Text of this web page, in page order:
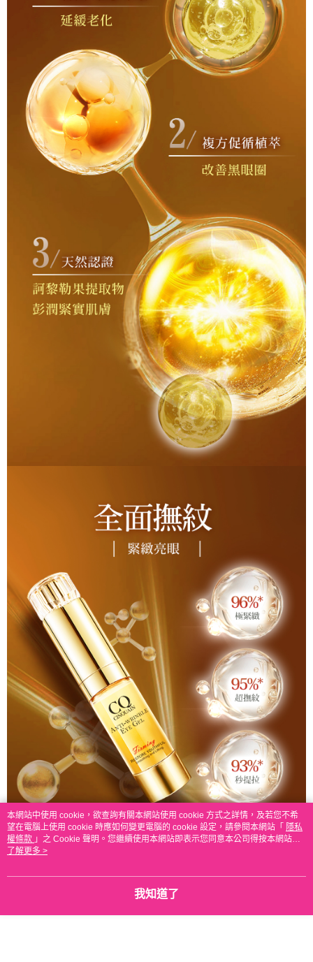
本網站中使用 cookie，欲查詢有關本網站使用 cookie 方式之詳情，及若您不希
望在電腦上使用 cookie 時應如何變更電腦的 cookie 設定，請參閱本網站「 隱私
權條款 」之 Cookie 聲明。您繼續使用本網站即表示您同意本公司得按本網站使
用條款之 Cookie 聲明使用 cookie。
了解更多 >
我知道了